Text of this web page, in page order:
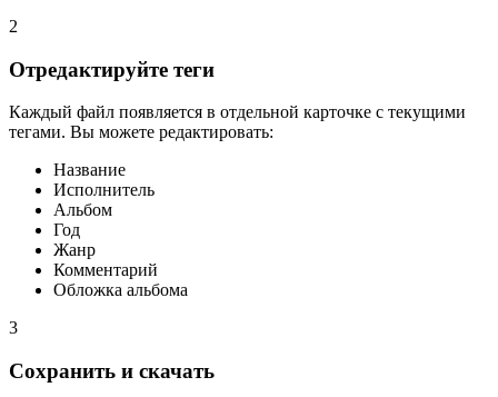
2
Отредактируйте теги
Каждый файл появляется в отдельной карточке с текущими
тегами. Вы можете редактировать:
Название
Исполнитель
Альбом
Год
Жанр
Комментарий
Обложка альбома
3
Сохранить и скачать